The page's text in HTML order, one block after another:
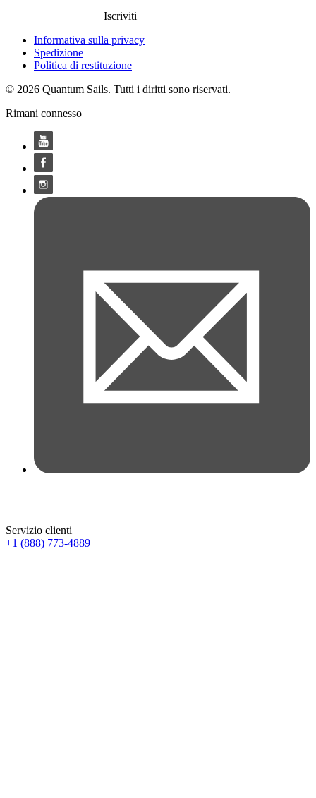
Iscriviti
Informativa sulla privacy
Spedizione
Politica di restituzione
© 2026 Quantum Sails. Tutti i diritti sono riservati.
Rimani connesso
Servizio clienti
+1 (888) 773-4889